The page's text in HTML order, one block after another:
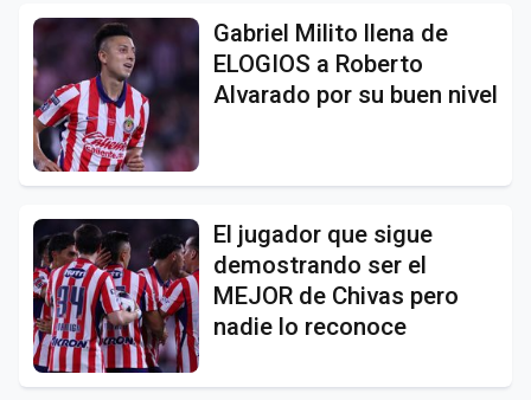
Gabriel Milito llena de
ELOGIOS a Roberto
Alvarado por su buen nivel
El jugador que sigue
demostrando ser el
MEJOR de Chivas pero
nadie lo reconoce